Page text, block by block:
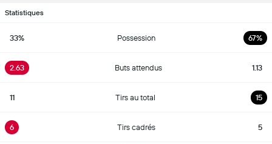
Statistiques
33% Possession 67%
2.63 Buts attendus 1.13
11 Tirs au total 15
6 Tirs cadrés 5